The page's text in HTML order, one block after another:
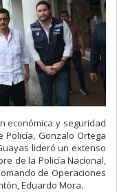
económica y seguridad
Gonzalo Ortega
lideró un extenso
de la Policía Nacional,
de Operaciones
Eduardo Mora.